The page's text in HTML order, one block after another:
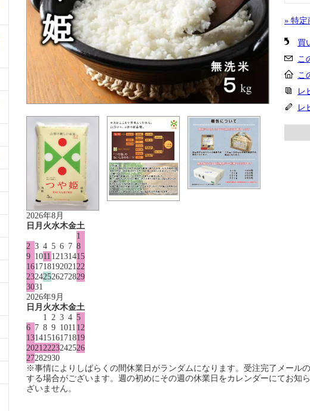
» 特定
買
こ
こ
レ
レ
2026年8月
日 月 火水木金土
1
2 3 4 5 6 7 8
9 1011 12131415
161718192021 22
23242526272829
3031
2026年9月
日 月 火水木金土
1
2 3 4 5
6 7 8 9 1011 12
13141516171819
2021 2223242526
27282930
※事情によりしばらくの間休業日がランダムになります。受注完了メール
する場合がございます。週の初めにその週の休業日をカレンダーにてお知
ざいません。